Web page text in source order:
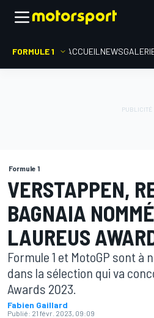
FORMULE 1 ACCUEIL NEWS
Formule 1
VERSTAPPEN,
BAGNAIA
LAUREUS
Formule 1 et MotoGP sont à
dans la sélection qui va
Awards 2023.
Fabien Gaillard
Publié: 21 févr. 2023, 09:09